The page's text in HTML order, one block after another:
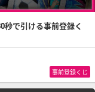
で引ける事前登録く
事前登録くじ